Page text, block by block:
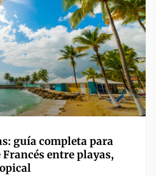
guía completa para
entre playas,